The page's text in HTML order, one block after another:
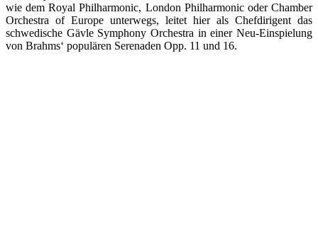
wie dem Royal Philharmonic, London Philharmonic oder Chamber
Orchestra of Europe unterwegs, leitet hier als Chefdirigent das
schwedische Gävle Symphony Orchestra in einer Neu-Einspielung
von Brahms‘ populären Serenaden Opp. 11 und 16.